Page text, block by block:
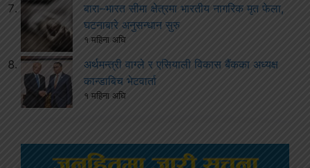
बारा–भारत सीमा क्षेत्रमा भारतीय नागरिक मृत फेला,
घटनाबारे अनुसन्धान सुरु
१ महिना अघि
अर्थमन्त्री वाग्ले र एसियाली विकास बैंकका अध्यक्ष
कान्डाबिच भेटवार्ता
१ महिना अघि